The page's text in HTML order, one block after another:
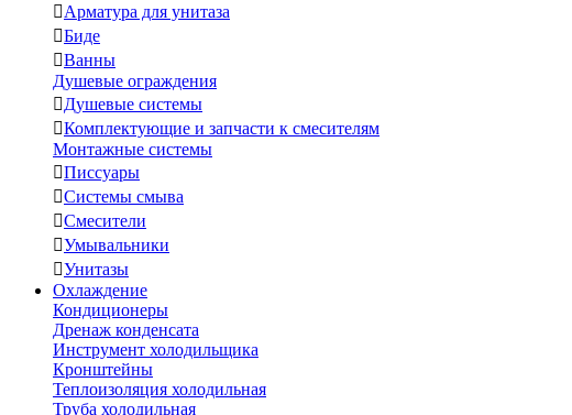
Арматура для унитаза
Биде
Ванны
Душевые ограждения
Душевые системы
Комплектующие и запчасти к смесителям
Монтажные системы
Писсуары
Системы смыва
Смесители
Умывальники
Унитазы
Охлаждение
Кондиционеры
Дренаж конденсата
Инструмент холодильщика
Кронштейны
Теплоизоляция холодильная
Труба холодильная